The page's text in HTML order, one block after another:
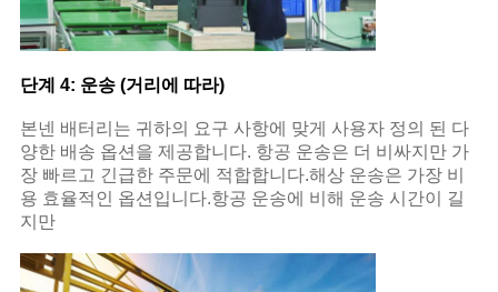
단계 4: 운송 (거리에 따라)
본넨 배터리는 귀하의 요구 사항에 맞게 사용자 정의 된 다
양한 배송 옵션을 제공합니다. 항공 운송은 더 비싸지만 가
장 빠르고 긴급한 주문에 적합합니다.해상 운송은 가장 비
용 효율적인 옵션입니다.항공 운송에 비해 운송 시간이 길
지만